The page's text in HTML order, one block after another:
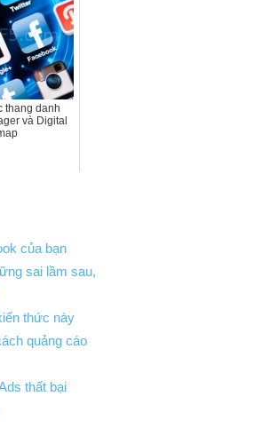
thang danh
và Digital
của bạn
sai lầm sau,
thức này
quảng cáo
thất bại